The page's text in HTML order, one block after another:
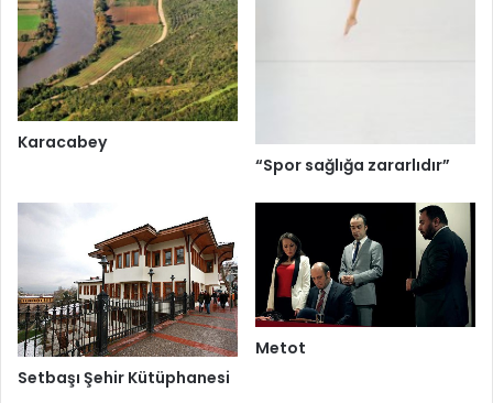
Karacabey
“Spor sağlığa zararlıdır”
Setbaşı Şehir Kütüphanesi
Metot